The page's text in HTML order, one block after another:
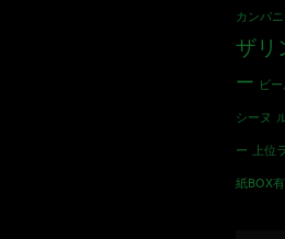
カンパ
ザリ
ー ビ
シーヌ
ー 上位
紙BOX有